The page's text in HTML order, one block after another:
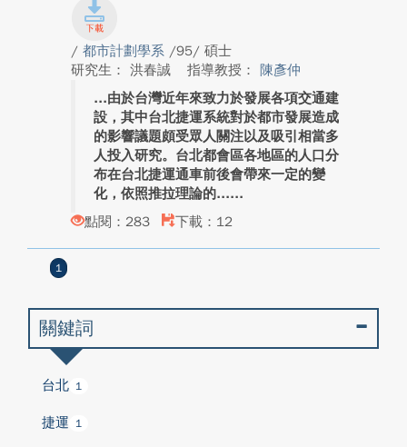
/ 都市計劃學系 /95/ 碩士
研究生： 洪春誠
指導教授： 陳彥仲
由於台灣近年來致力於發展各項交通建
設，其中台北捷運系統對於都市發展造成
的影響議題頗受眾人關注以及吸引相當多
人投入研究。台北都會區各地區的人口分
布在台北捷運通車前後會帶來一定的變
化，依照推拉理論的...
點閱：283
下載：12
1
關鍵詞
台北 1
捷運 1